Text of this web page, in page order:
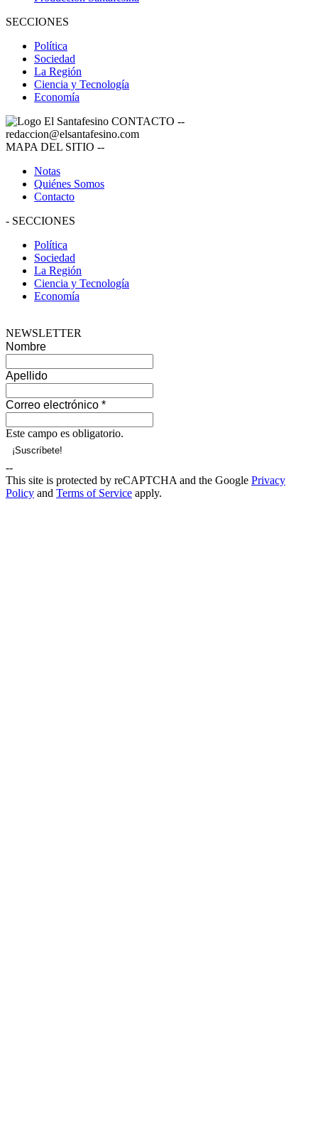
SECCIONES
Política
Sociedad
La Región
Ciencia y Tecnología
Economía
CONTACTO --
redaccion@elsantafesino.com
MAPA DEL SITIO --
Notas
Quiénes Somos
Contacto
- SECCIONES
Política
Sociedad
La Región
Ciencia y Tecnología
Economía
NEWSLETTER
Nombre
Apellido
Correo electrónico *
Este campo es obligatorio.
--
This site is protected by reCAPTCHA and the Google Privacy
Policy and Terms of Service apply.